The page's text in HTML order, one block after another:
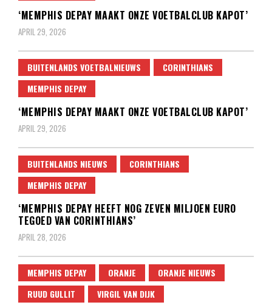
‘MEMPHIS DEPAY MAAKT ONZE VOETBALCLUB KAPOT’
APRIL 29, 2026
BUITENLANDS VOETBALNIEUWS
CORINTHIANS
MEMPHIS DEPAY
‘MEMPHIS DEPAY MAAKT ONZE VOETBALCLUB KAPOT’
APRIL 29, 2026
BUITENLANDS NIEUWS
CORINTHIANS
MEMPHIS DEPAY
‘MEMPHIS DEPAY HEEFT NOG ZEVEN MILJOEN EURO
TEGOED VAN CORINTHIANS’
APRIL 28, 2026
MEMPHIS DEPAY ORANJE
ORANJE NIEUWS
RUUD GULLIT
VIRGIL VAN DIJK